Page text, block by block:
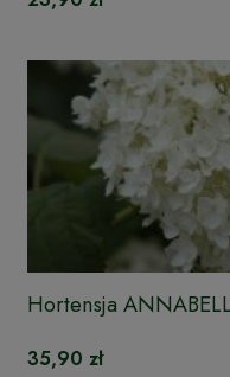
Hortensja
35,90 zł